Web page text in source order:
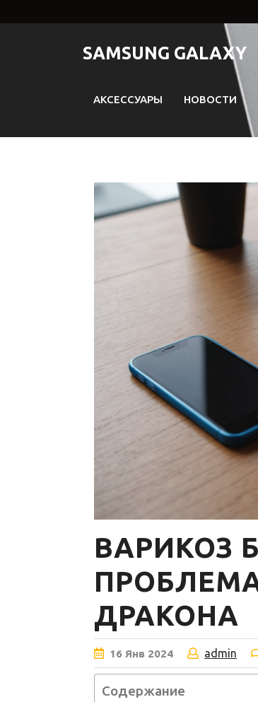
к
SAMSUNG GALAXY
АКСЕССУАРЫ НОВОСТИ
ВАРИКОЗ
ДРАКОНА
16 Янв 2024 admin
Содержание